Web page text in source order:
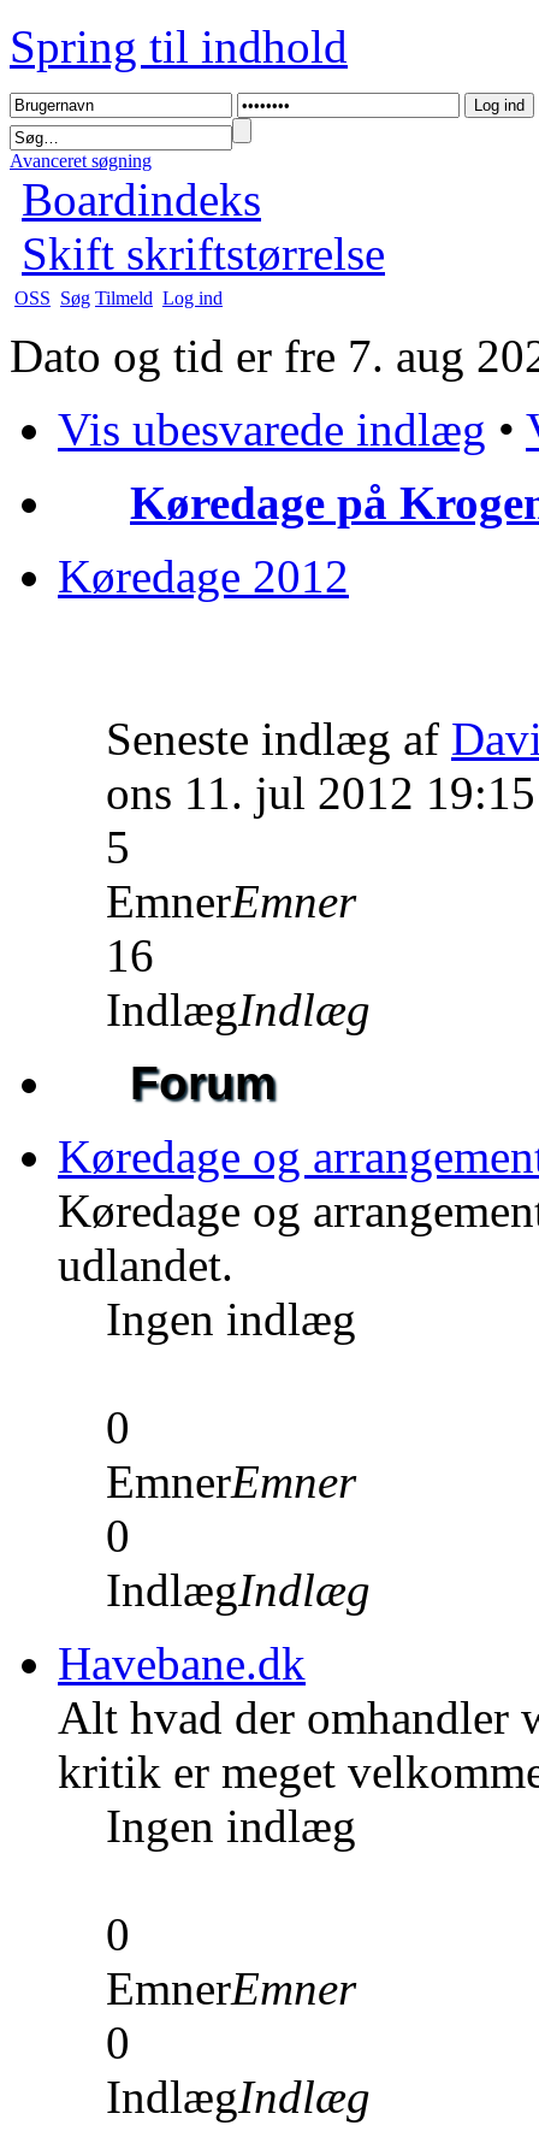
Spring til indhold
Avanceret søgning
Boardindeks
Skift skriftstørrelse
OSS Søg Tilmeld Log ind
Dato og tid er fre 7. aug
Vis ubesvarede indlæg •
Køredage på
Køredage 2012
Seneste indlæg af
ons 11. jul 2012 19:15
5
EmnerEmner
16
IndlægIndlæg
Forum
Køredage og
Køredage og
udlandet.
Ingen indlæg
0
EmnerEmner
0
IndlægIndlæg
Havebane.dk
Alt hvad der omhandler
kritik er meget
Ingen indlæg
0
EmnerEmner
0
IndlægIndlæg